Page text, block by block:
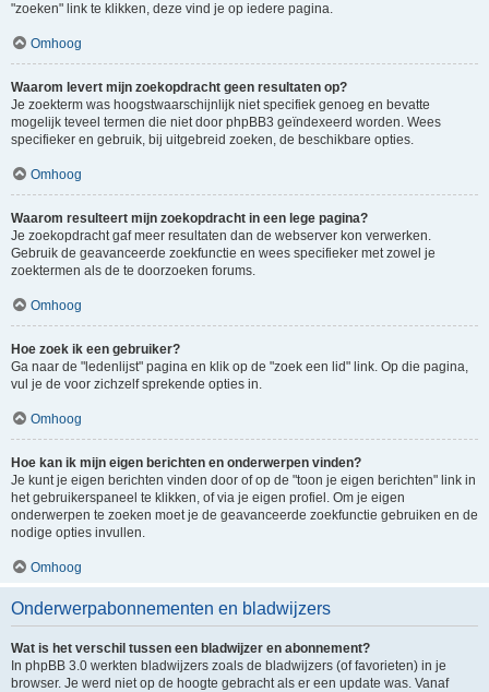
"zoeken" link te klikken, deze vind je op iedere pagina.
Omhoog
Waarom levert mijn zoekopdracht geen resultaten op?
Je zoekterm was hoogstwaarschijnlijk niet specifiek genoeg en bevatte
mogelijk teveel termen die niet door phpBB3 geïndexeerd worden. Wees
specifieker en gebruik, bij uitgebreid zoeken, de beschikbare opties.
Omhoog
Waarom resulteert mijn zoekopdracht in een lege pagina?
Je zoekopdracht gaf meer resultaten dan de webserver kon verwerken.
Gebruik de geavanceerde zoekfunctie en wees specifieker met zowel je
zoektermen als de te doorzoeken forums.
Omhoog
Hoe zoek ik een gebruiker?
Ga naar de "ledenlijst" pagina en klik op de "zoek een lid" link. Op die pagina,
vul je de voor zichzelf sprekende opties in.
Omhoog
Hoe kan ik mijn eigen berichten en onderwerpen vinden?
Je kunt je eigen berichten vinden door of op de "toon je eigen berichten" link in
het gebruikerspaneel te klikken, of via je eigen profiel. Om je eigen
onderwerpen te zoeken moet je de geavanceerde zoekfunctie gebruiken en de
nodige opties invullen.
Omhoog
Onderwerpabonnementen en bladwijzers
Wat is het verschil tussen een bladwijzer en abonnement?
In phpBB 3.0 werkten bladwijzers zoals de bladwijzers (of favorieten) in je
browser. Je werd niet op de hoogte gebracht als er een update was. Vanaf